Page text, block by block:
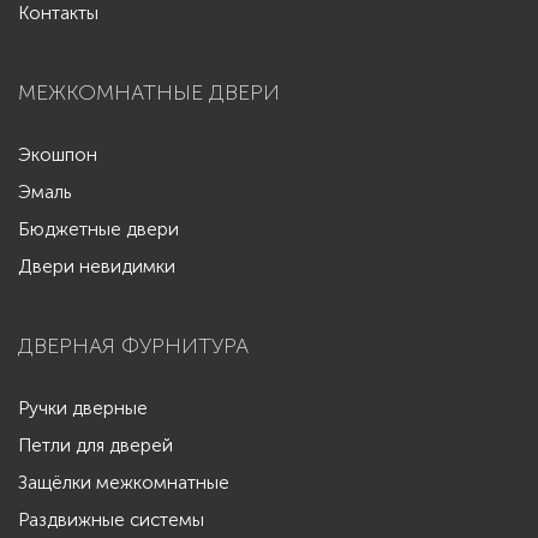
Контакты
МЕЖКОМНАТНЫЕ ДВЕРИ
Экошпон
Эмаль
Бюджетные двери
Двери невидимки
ДВЕРНАЯ ФУРНИТУРА
Ручки дверные
Петли для дверей
Защёлки межкомнатные
Раздвижные системы